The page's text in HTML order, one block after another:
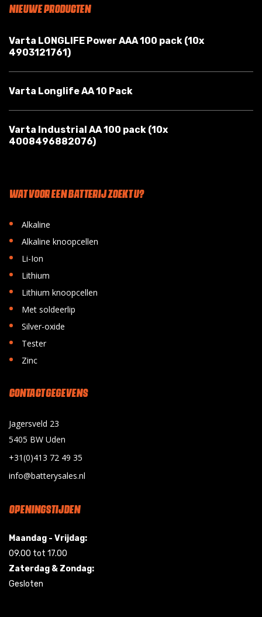
NIEUWE PRODUCTEN
Varta LONGLIFE Power AAA 100 pack (10x
4903121761)
Varta Longlife AA 10 Pack
Varta Industrial AA 100 pack (10x
4008496882076)
WAT VOOR EEN BATTERIJ ZOEKT U?
• Alkaline
• Alkaline knoopcellen
• Li-Ion
• Lithium
• Lithium knoopcellen
• Met soldeerlip
• Silver-oxide
• Tester
• Zinc
CONTACT GEGEVENS
Jagersveld 23
5405 BW Uden
+31(0)413 72 49 35
info@batterysales.nl
OPENINGSTIJDEN
Maandag - Vrijdag:
09.00 tot 17.00
Zaterdag & Zondag:
Gesloten